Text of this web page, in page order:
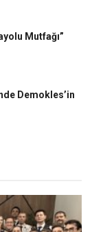
Mutfağı”
Demokles’in